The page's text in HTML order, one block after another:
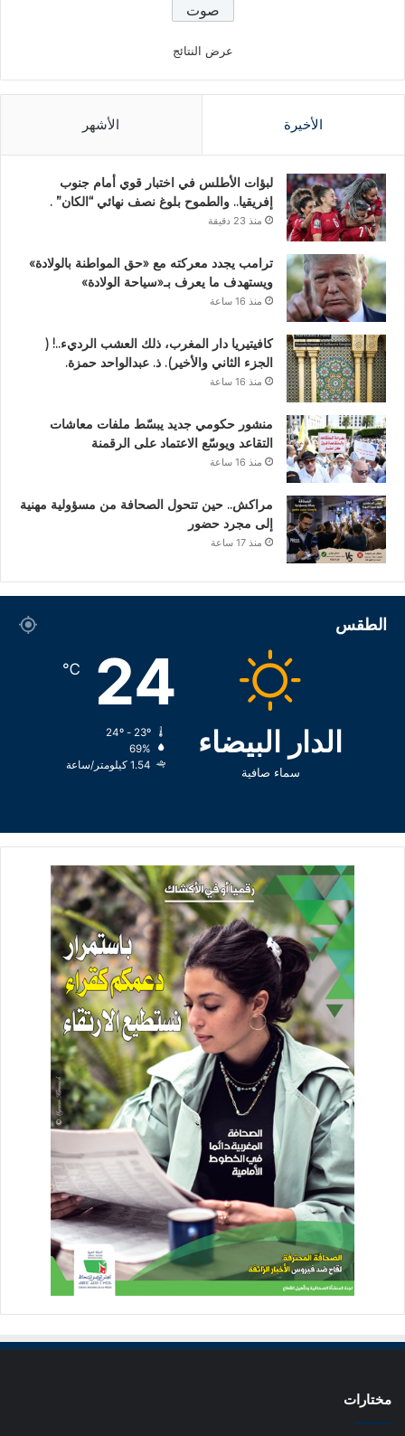
عرض النتائج
الأخيرة الأشهر
لبؤات الأطلس في اختبار قوي أمام جنوب
إفريقيا.. والطموح بلوغ نصف نهائي “الكان” .
منذ 23 دقيقة
ترامب يجدد معركته مع «حق المواطنة بالولادة»
ويستهدف ما يعرف بـ«سياحة الولادة»
منذ 16 ساعة
كافيتيريا دار المغرب، ذلك العشب الرديء..! (
الجزء الثاني والأخير). ذ. عبدالواحد حمزة.
منذ 16 ساعة
منشور حكومي جديد يبسّط ملفات معاشات
التقاعد ويوسّع الاعتماد على الرقمنة
منذ 16 ساعة
مراكش.. حين تتحول الصحافة من مسؤولية مهنية
إلى مجرد حضور
منذ 17 ساعة
الطقس
الدار البيضاء
سماء صافية
24
℃
69%
1.54 كيلومتر/ساعة
مختارات